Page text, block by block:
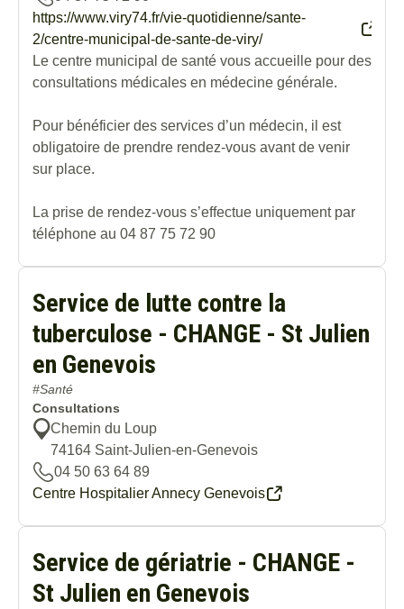
https://www.viry74.fr/vie-quotidienne/sante-
2/centre-municipal-de-sante-de-viry/
Le centre municipal de santé vous accueille pour des
consultations médicales en médecine générale.
Pour bénéficier des services d’un médecin, il est
obligatoire de prendre rendez-vous avant de venir
sur place.
La prise de rendez-vous s’effectue uniquement par
téléphone au 04 87 75 72 90
Service de lutte contre la
tuberculose - CHANGE - St Julien
en Genevois
#Santé
Consultations
Chemin du Loup
74164 Saint-Julien-en-Genevois
04 50 63 64 89
Centre Hospitalier Annecy Genevois
Service de gériatrie - CHANGE -
St Julien en Genevois